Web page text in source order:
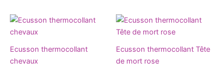
Ecusson thermocollant
chevaux
Ecusson thermocollant Tête
de mort rose